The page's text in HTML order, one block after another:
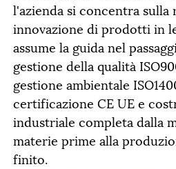
l'azienda si concentra sulla
innovazione di prodotti in
assume la guida nel
gestione della qualità
gestione ambientale
certificazione CE UE e
industriale completa dalla
materie prime alla
finito.